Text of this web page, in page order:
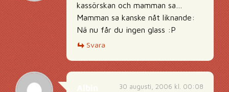
kassörskan och mamman sa…
Mamman sa kanske nåt liknande:
Nä nu får du ingen glass :P
Svara
30 augusti, 2006 kl. 00:08